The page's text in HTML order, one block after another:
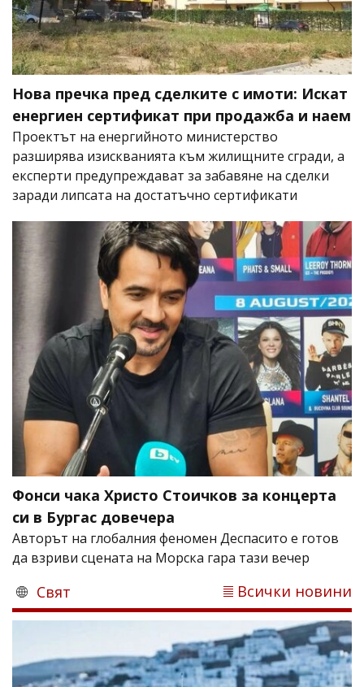
Нова пречка пред сделките с имоти: Искат
енергиен сертификат при продажба и наем
Проектът на енергийното министерство
разширява изискванията към жилищните сгради, а
експерти предупреждават за забавяне на сделки
заради липсата на достатъчно сертификати
Фонси чака Христо Стоичков за концерта
си в Бургас довечера
Авторът на глобалния феномен Деспасито е готов
да взриви сцената на Морска гара тази вечер
Свят Всички новини